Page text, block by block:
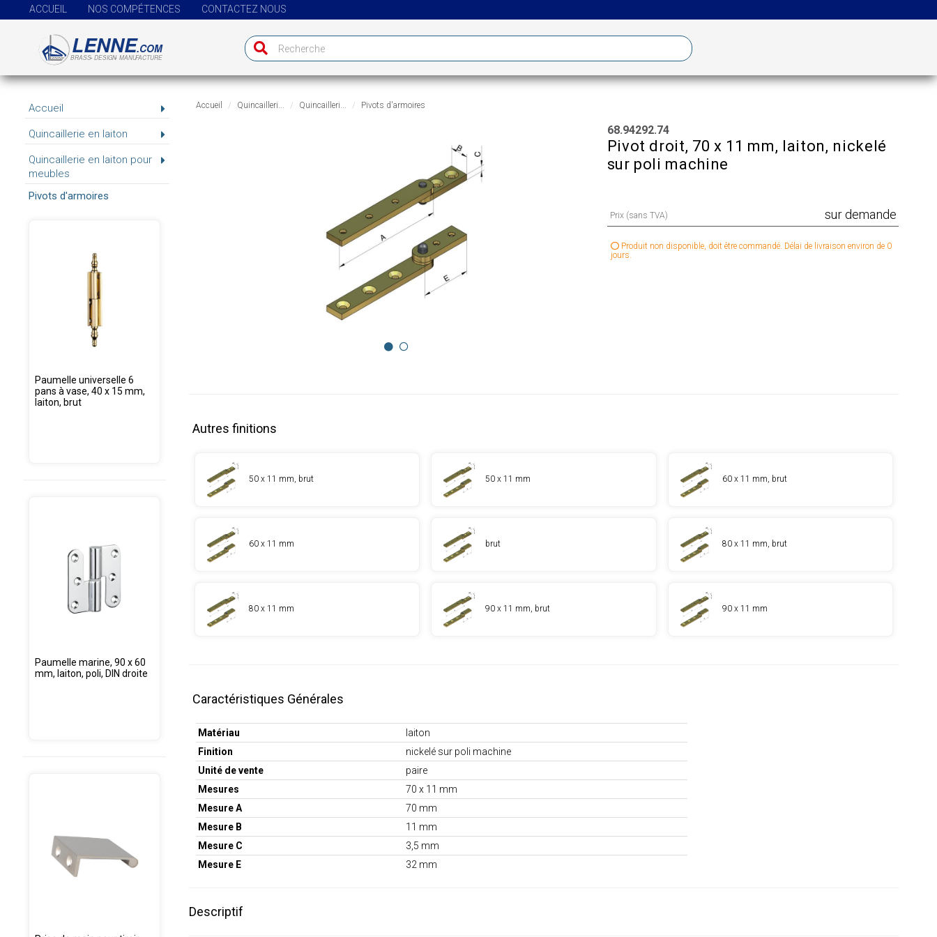
ACCUEIL NOS COMPÉTENCES CONTACTEZ NOUS
Accueil
Quincaillerie en laiton
Quincaillerie en laiton pour
meubles
Pivots d'armoires
Paumelle universelle 6
pans à vase, 40 x 15 mm,
laiton, brut
Paumelle marine, 90 x 60
mm, laiton, poli, DIN droite
Accueil Quincailleri... Quincailleri... Pivots d'armoires
68.94292.74
Pivot droit, 70 x 11 mm, laiton, nickelé
sur poli machine
Prix (sans TVA) sur demande
Produit non disponible, doit être commandé. Délai de livraison environ de 0
jours.
Autres finitions
50 x 11 mm, brut 50 x 11 mm 60 x 11 mm, brut
60 x 11 mm brut 80 x 11 mm, brut
80 x 11 mm 90 x 11 mm, brut 90 x 11 mm
Caractéristiques Générales
Matériau
laiton
Finition
nickelé sur poli machine
Unité de vente
paire
Mesures
70 x 11 mm
Mesure A
70 mm
Mesure B
11 mm
Mesure C
3,5 mm
Mesure E
32 mm
Descriptif